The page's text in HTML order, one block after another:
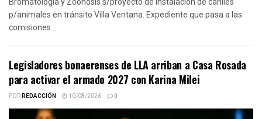
p/animales en tránsito Villa Ventana. Expediente que pasa a las
comisiones...
Legisladores bonaerenses de LLA arriban a Casa Rosada
para activar el armado 2027 con Karina Milei
PORREDACCIÓN 10/08/2026 0